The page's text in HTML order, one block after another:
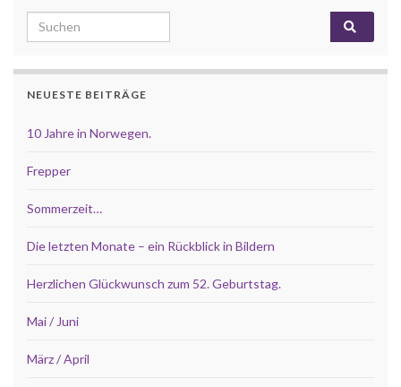
Search for:
NEUESTE BEITRÄGE
10 Jahre in Norwegen.
Frepper
Sommerzeit…
Die letzten Monate – ein Rückblick in Bildern
Herzlichen Glückwunsch zum 52. Geburtstag.
Mai / Juni
März / April